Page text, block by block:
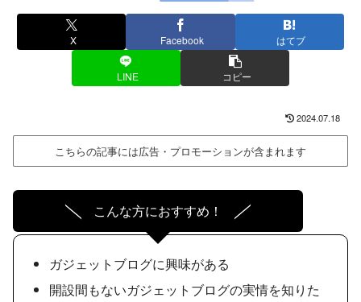
X Facebook はてブ
LINE コピー
2024.07.18
こちらの記事には広告・プロモーションが含まれます
こんな方におすすめ！
ガジェットブログに興味がある
開設間もないガジェットブログの実情を知りた